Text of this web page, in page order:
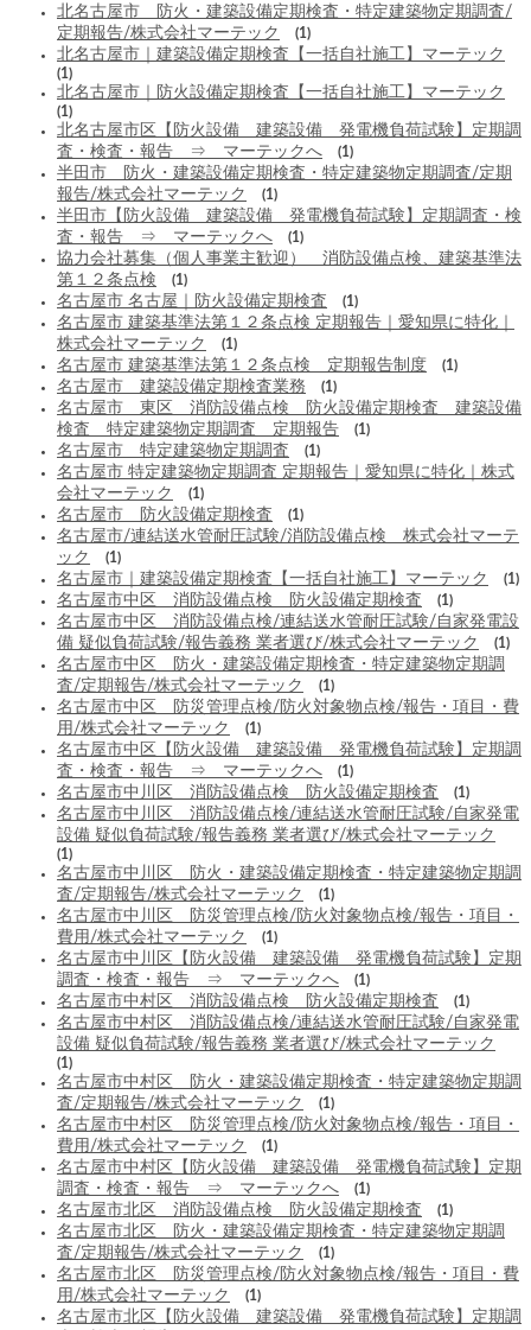
北名古屋市 防火・建築設備定期検査・特定建築物定期調査/
定期報告/株式会社マーテック
(1)
北名古屋市｜建築設備定期検査【一括自社施工】マーテック
(1)
北名古屋市｜防火設備定期検査【一括自社施工】マーテック
(1)
北名古屋市区【防火設備 建築設備 発電機負荷試験】定期調
査・検査・報告 ⇒ マーテックへ
(1)
半田市 防火・建築設備定期検査・特定建築物定期調査/定期
報告/株式会社マーテック
(1)
半田市【防火設備 建築設備 発電機負荷試験】定期調査・検
査・報告 ⇒ マーテックへ
(1)
協力会社募集（個人事業主歓迎） 消防設備点検、建築基準法
第１２条点検
(1)
名古屋市 名古屋｜防火設備定期検査 (1)
名古屋市 建築基準法第１２条点検 定期報告｜愛知県に特化｜
株式会社マーテック
(1)
名古屋市 建築基準法第１２条点検 定期報告制度 (1)
名古屋市 建築設備定期検査業務 (1)
名古屋市 東区 消防設備点検 防火設備定期検査 建築設備
検査 特定建築物定期調査 定期報告
(1)
名古屋市 特定建築物定期調査 (1)
名古屋市 特定建築物定期調査 定期報告｜愛知県に特化｜株式
会社マーテック
(1)
名古屋市 防火設備定期検査 (1)
名古屋市/連結送水管耐圧試験/消防設備点検 株式会社マーテ
ック
(1)
名古屋市｜建築設備定期検査【一括自社施工】マーテック (1)
名古屋市中区 消防設備点検 防火設備定期検査 (1)
名古屋市中区 消防設備点検/連結送水管耐圧試験/自家発電設
備 疑似負荷試験/報告義務 業者選び/株式会社マーテック
(1)
名古屋市中区 防火・建築設備定期検査・特定建築物定期調
査/定期報告/株式会社マーテック
(1)
名古屋市中区 防災管理点検/防火対象物点検/報告・項目・費
用/株式会社マーテック
(1)
名古屋市中区【防火設備 建築設備 発電機負荷試験】定期調
査・検査・報告 ⇒ マーテックへ
(1)
名古屋市中川区 消防設備点検 防火設備定期検査 (1)
名古屋市中川区 消防設備点検/連結送水管耐圧試験/自家発電
設備 疑似負荷試験/報告義務 業者選び/株式会社マーテック
(1)
名古屋市中川区 防火・建築設備定期検査・特定建築物定期調
査/定期報告/株式会社マーテック
(1)
名古屋市中川区 防災管理点検/防火対象物点検/報告・項目・
費用/株式会社マーテック
(1)
名古屋市中川区【防火設備 建築設備 発電機負荷試験】定期
調査・検査・報告 ⇒ マーテックへ
(1)
名古屋市中村区 消防設備点検 防火設備定期検査 (1)
名古屋市中村区 消防設備点検/連結送水管耐圧試験/自家発電
設備 疑似負荷試験/報告義務 業者選び/株式会社マーテック
(1)
名古屋市中村区 防火・建築設備定期検査・特定建築物定期調
査/定期報告/株式会社マーテック
(1)
名古屋市中村区 防災管理点検/防火対象物点検/報告・項目・
費用/株式会社マーテック
(1)
名古屋市中村区【防火設備 建築設備 発電機負荷試験】定期
調査・検査・報告 ⇒ マーテックへ
(1)
名古屋市北区 消防設備点検 防火設備定期検査 (1)
名古屋市北区 防火・建築設備定期検査・特定建築物定期調
査/定期報告/株式会社マーテック
(1)
名古屋市北区 防災管理点検/防火対象物点検/報告・項目・費
用/株式会社マーテック
(1)
名古屋市北区【防火設備 建築設備 発電機負荷試験】定期調